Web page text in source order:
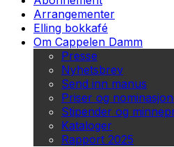
Arrangementer
Elling bokkafé
Om Cappelen Damm
Presse
Nyhetsbrev
Send inn manus
Priser og
Stipender og
Kataloger
Rapport 2025